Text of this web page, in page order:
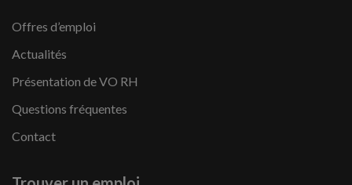
Offres d’emploi
Actualités
Présentation de VO RH
Questions fréquentes
Contact